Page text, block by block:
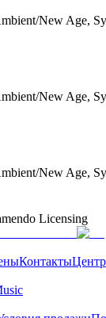
New Age,
New Age,
New Age,
Licensing
Контакты